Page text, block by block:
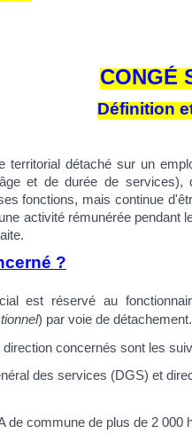
CONGÉ
Définition
territorial détaché sur un
et de durée de
fonctions, mais continue
une activité rémunérée
?
est réservé au
) par voie de détachement.
direction concernés sont les
des services (DGS) et
de commune de plus de 2 000